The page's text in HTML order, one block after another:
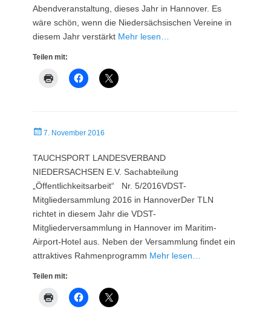
Abendveranstaltung, dieses Jahr in Hannover. Es
wäre schön, wenn die Niedersächsischen Vereine in
diesem Jahr verstärkt Mehr lesen…
Teilen mit:
Veröffentlicht
7. November 2016
TAUCHSPORT LANDESVERBAND
NIEDERSACHSEN E.V. Sachabteilung
„Öffentlichkeitsarbeit“ Nr. 5/2016VDST-
Mitgliedersammlung 2016 in HannoverDer TLN
richtet in diesem Jahr die VDST-
Mitgliederversammlung in Hannover im Maritim-
Airport-Hotel aus. Neben der Versammlung findet ein
attraktives Rahmenprogramm Mehr lesen…
Teilen mit: